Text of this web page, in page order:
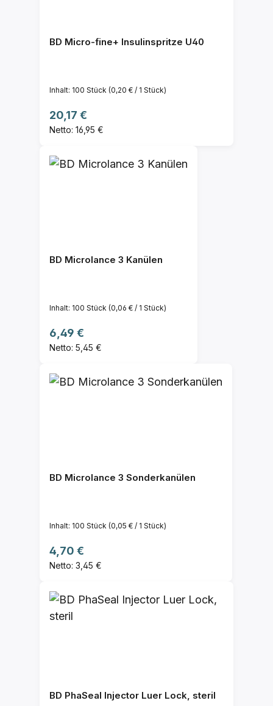
BD Micro-fine+ Insulinspritze U40
Inhalt: 100 Stück (0,20 € / 1 Stück)
Regulärer Preis:
20,17 €
Netto: 16,95 €
BD Microlance 3 Kanülen
Inhalt: 100 Stück (0,06 € / 1 Stück)
Regulärer Preis:
6,49 €
Netto: 5,45 €
BD Microlance 3 Sonderkanülen
Inhalt: 100 Stück (0,05 € / 1 Stück)
Regulärer Preis:
4,70 €
Netto: 3,45 €
BD PhaSeal Injector Luer Lock, steril